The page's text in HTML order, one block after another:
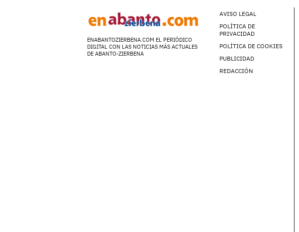
ENABANTOZIERBENA.COM EL PERIÓDICO
DIGITAL CON LAS NOTICIAS MÁS ACTUALES
DE ABANTO-ZIERBENA
AVISO LEGAL
POLÍTICA DE
PRIVACIDAD
POLÍTICA DE COOKIES
PUBLICIDAD
REDACCIÓN